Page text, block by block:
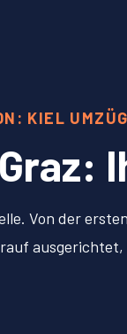
KIEL
Von der